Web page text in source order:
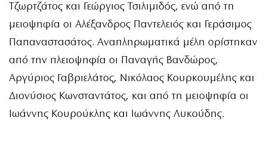
Τζωρτζάτος και Γεώργιος Τσιλιμιδός, ενώ από τη
μειοψηφία οι Αλέξανδρος Παντελειός και Γεράσιμος
Παπαναστασάτος. Αναπληρωματικά μέλη ορίστηκαν
από την πλειοψηφία οι Παναγής Βανδώρος,
Αργύριος Γαβριελάτος, Νικόλαος Κουρκουμέλης και
Διονύσιος Κωνσταντάτος, και από τη μειοψηφία οι
Ιωάννης Κουρούκλης και Ιωάννης Λυκούδης.